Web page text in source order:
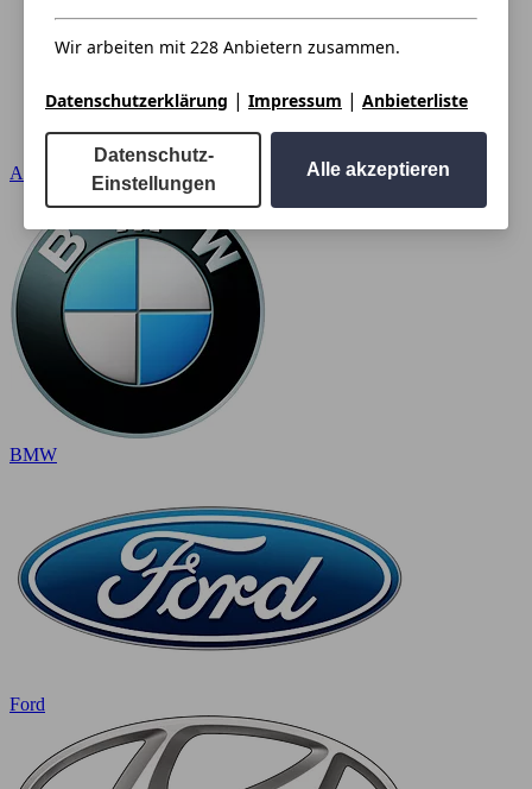
Audi
BMW
Ford
Wir arbeiten mit 228 Anbietern zusammen.
Datenschutzerklärung | Impressum | Anbieterliste
Datenschutz-
Einstellungen
Alle akzeptieren